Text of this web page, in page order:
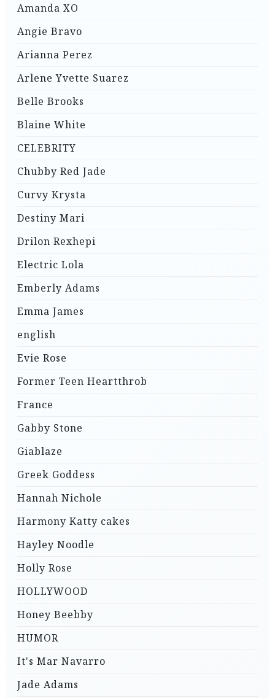
Amanda XO
Angie Bravo
Arianna Perez
Arlene Yvette Suarez
Belle Brooks
Blaine White
CELEBRITY
Chubby Red Jade
Curvy Krysta
Destiny Mari
Drilon Rexhepi
Electric Lola
Emberly Adams
Emma James
english
Evie Rose
Former Teen Heartthrob
France
Gabby Stone
Giablaze
Greek Goddess
Hannah Nichole
Harmony Katty cakes
Hayley Noodle
Holly Rose
HOLLYWOOD
Honey Beebby
HUMOR
It's Mar Navarro
Jade Adams